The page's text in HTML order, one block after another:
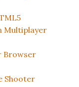
Multiplayer
Browser
Shooter